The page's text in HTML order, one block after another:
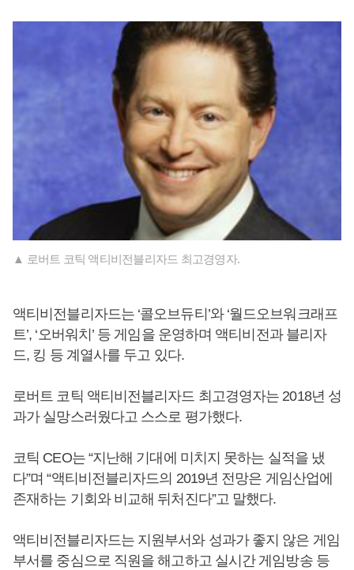
▲ 로버트 코틱 액티비전블리자드 최고경영자.
액티비전블리자드는 ‘콜오브듀티’와 ‘월드오브워크래프
트’, ‘오버워치’ 등 게임을 운영하며 액티비전과 블리자
드, 킹 등 계열사를 두고 있다.
로버트 코틱 액티비전블리자드 최고경영자는 2018년 성
과가 실망스러웠다고 스스로 평가했다.
코틱 CEO는 “지난해 기대에 미치지 못하는 실적을 냈
다”며 “액티비전블리자드의 2019년 전망은 게임산업에
존재하는 기회와 비교해 뒤처진다”고 말했다.
액티비전블리자드는 지원부서와 성과가 좋지 않은 게임
부서를 중심으로 직원을 해고하고 실시간 게임방송 등